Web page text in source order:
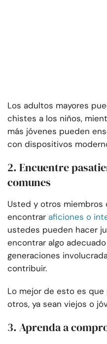
Los adultos mayores
chistes a los niños,
más jóvenes pueden
con dispositivos
2. Encuentre
comunes
Usted y otros miembros
encontrar aficiones o
ustedes pueden hacer
encontrar algo
generaciones
contribuir.
Lo mejor de esto es
otros, ya sean viejos o
3. Aprenda a